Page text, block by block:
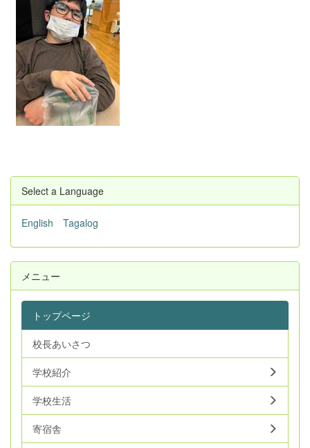
Select a Language
English Tagalog
メニュー
トップページ
校長あいさつ
学校紹介
学校生活
寄宿舎